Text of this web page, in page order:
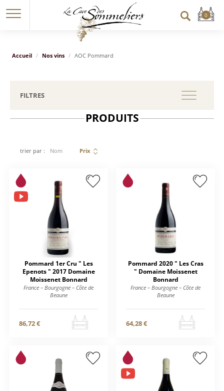
Accueil Nos vins AOC Pommard
FILTRES
PRODUITS
trier par : Nom Prix
Pommard 1er Cru " Les
Epenots " 2017 Domaine
Moissenet Bonnard
France – Bourgogne – Côte de
Beaune
86,72 €
Pommard 2020 " Les Cras
" Domaine Moissenet
Bonnard
France – Bourgogne – Côte de
Beaune
64,28 €